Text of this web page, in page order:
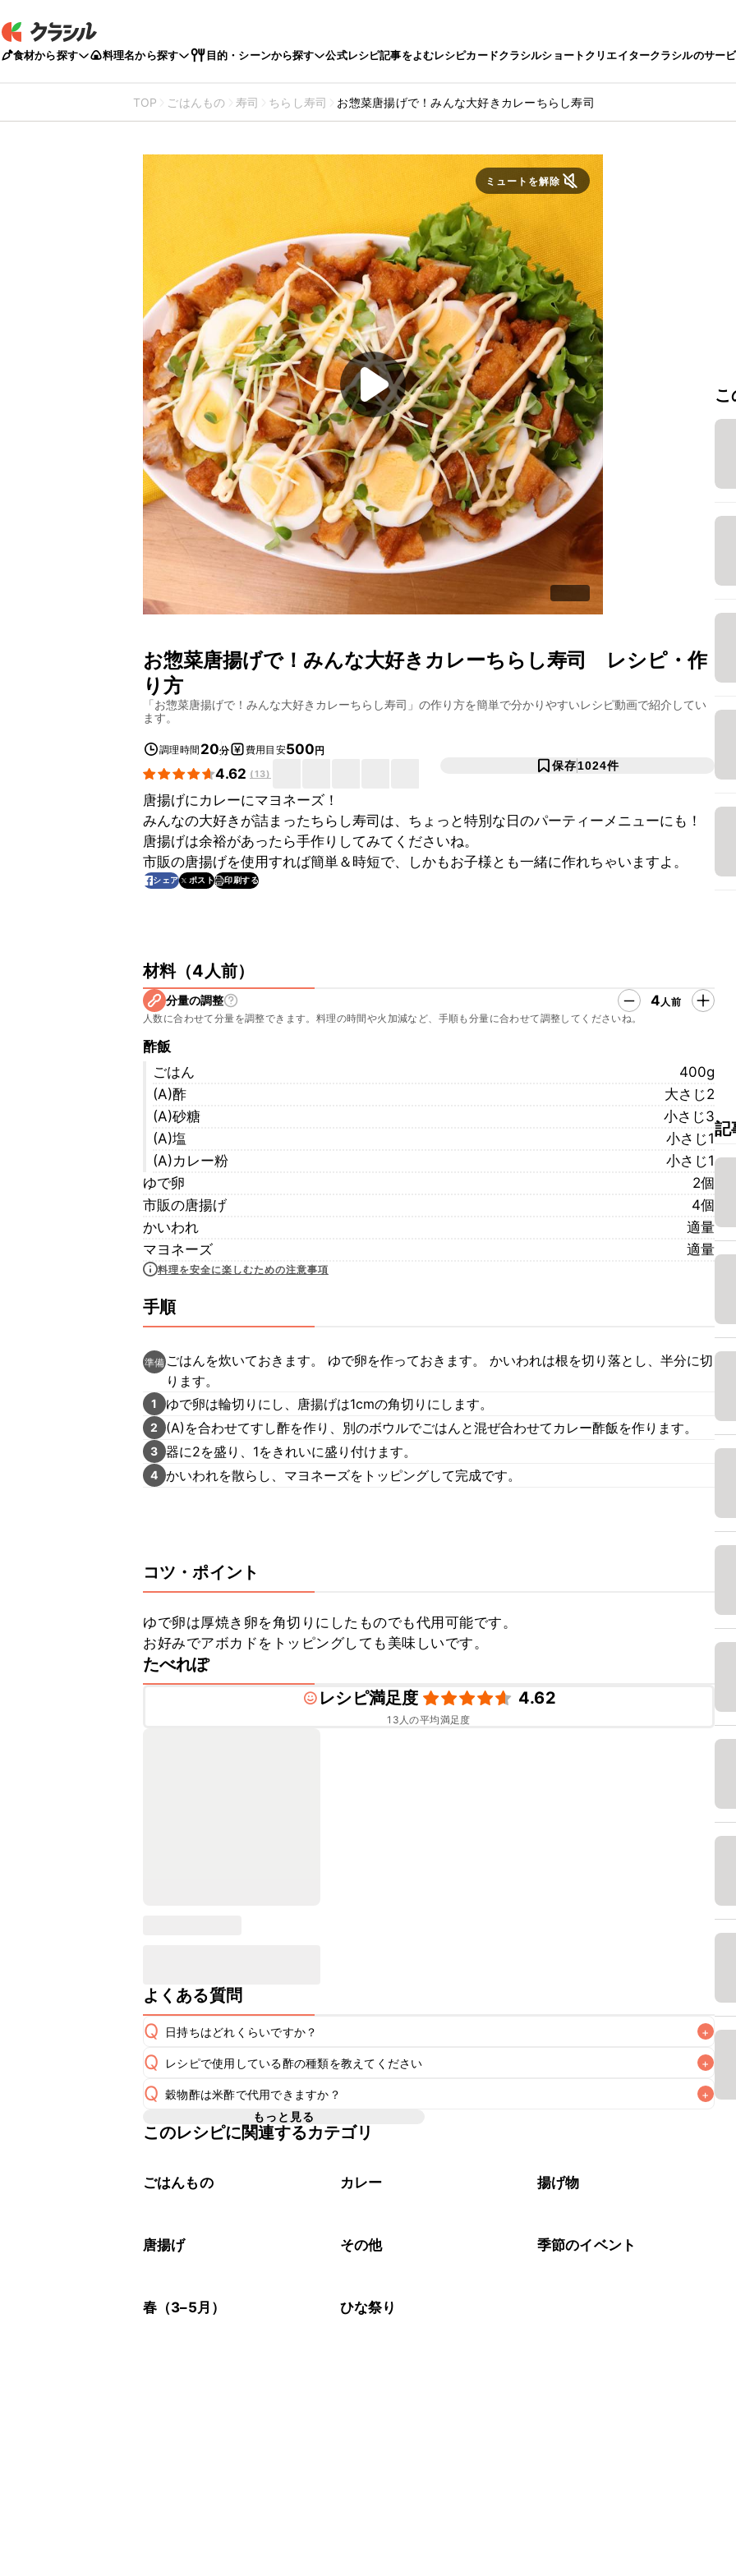
食材から探す 料理名から探す 目的・シーンから探す 公式レシピ記事をよむレシピカードクラシルショートクリエイタークラシルのサー
TOP ごはんもの 寿司 ちらし寿司 お惣菜唐揚げで！みんな大好きカレーちらし寿司
ミュートを解除
お惣菜唐揚げで！みんな大好きカレーちらし寿司
レシピ・作
り方
「お惣菜唐揚げで！みんな大好きカレーちらし寿司 」の作り方を簡単で分かりやすいレシピ動画で紹介してい
ます。
調理時間 20分 費用目安500円
4.62 (13)
保存1024件
唐揚げにカレーにマヨネーズ！
みんなの大好きが詰まったちらし寿司は、ちょっと特別な日のパーティーメニューにも！
唐揚げは余裕があったら手作りしてみてくださいね。
市販の唐揚げを使用すれば簡単＆時短で、しかもお子様とも一緒に作れちゃいますよ。
シェア ポスト 印刷する
材料（4人前）
分量の調整 4人前
人数に合わせて分量を調整できます。料理の時間や火加減など、手順も分量に合わせて調整してくださいね。
酢飯
ごはん
400g
(A)酢
大さじ2
(A)砂糖
小さじ3
(A)塩
小さじ1
(A)カレー粉
小さじ1
ゆで卵
2個
市販の唐揚げ
4個
かいわれ
適量
マヨネーズ
適量
料理を安全に楽しむための注意事項
手順
準備 ごはんを炊いておきます。 ゆで卵を作っておきます。 かいわれは根を切り落とし、半分に切
ります。
1 ゆで卵は輪切りにし、唐揚げは1cmの角切りにします。
2 (A)を合わせてすし酢を作り、別のボウルでごはんと混ぜ合わせてカレー酢飯を作ります。
3 器に2を盛り、1をきれいに盛り付けます。
4 かいわれを散らし、マヨネーズをトッピングして完成です。
コツ・ポイント
ゆで卵は厚焼き卵を角切りにしたものでも代用可能です。
お好みでアボカドをトッピングしても美味しいです。
たべれぽ
レシピ満足度
4.62
13 人の平均満足度
よくある質問
Q 日持ちはどれくらいですか？ +
A
保存期間は冷蔵で当日中が目安です。なるべくお早めにお召し上がりください。
※日持ちは目安です。こちら
Q レシピで使用している酢の種類を教えてください +
A
Q 穀物酢は米酢で代用できますか？ +
A
もっと見る
このレシピに関連するカテゴリ
ごはんもの カレー 揚げ物
唐揚げ その他 季節のイベント
春（3–5月） ひな祭り
記